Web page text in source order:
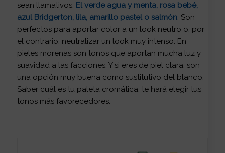
sean llamativos. El verde agua y menta, rosa bebé,
azul Bridgerton, lila, amarillo pastel o salmón. Son
perfectos para aportar color a un look neutro o, por
el contrario, neutralizar un look muy intenso. En
pieles morenas son tonos que aportan mucha luz y
suavidad a las facciones. Y si eres de piel clara, son
una opción muy buena como sustitutivo del blanco.
Saber cuál es tu paleta cromática, te hará elegir tus
tonos más favorecedores.